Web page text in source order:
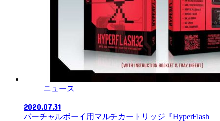
ニュース
2020.07.31
バーチャルボーイ用マルチカートリッジ『HyperFlash